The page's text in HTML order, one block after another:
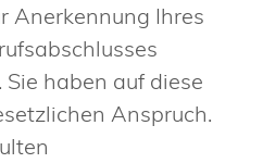
Anerkennung Ihres
haben auf diese
Anspruch.